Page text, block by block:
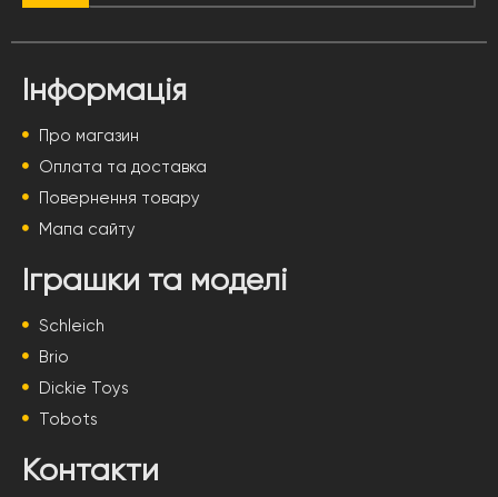
Інформація
Про магазин
Оплата та доставка
Повернення товару
Мапа сайту
Іграшки та моделі
Schleich
Brio
Dickie Toys
Tobots
Контакти